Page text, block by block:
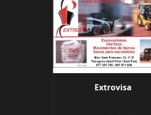
Extrovisa